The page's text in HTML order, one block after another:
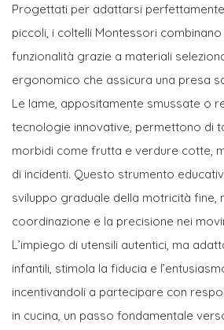
Progettati per adattarsi
piccoli, i coltelli Montessori combinano
funzionalità grazie a materiali
ergonomico che assicura una presa
Le lame, appositamente smussate o
tecnologie innovative, permettono di
morbidi come frutta e verdure cotte,
di incidenti. Questo strumento
sviluppo graduale della motricità fine,
coordinazione e la precisione nei
L’impiego di utensili autentici, ma
infantili, stimola la fiducia e
incentivandoli a partecipare con
in cucina, un passo fondamentale